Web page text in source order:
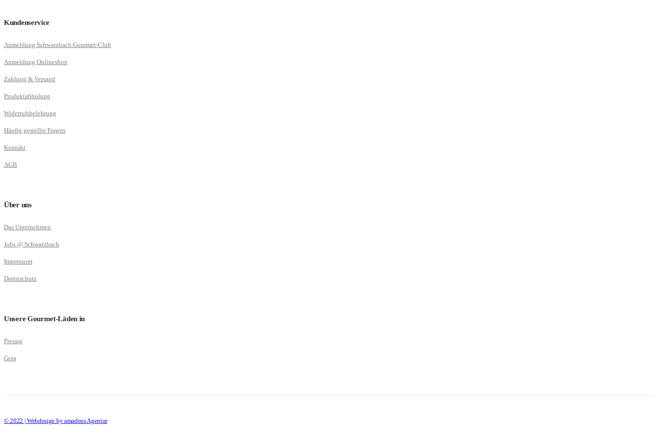
Kundenservice
Anmeldung Schwarzbach Gourmet-Club
Anmeldung Onlineshop
Zahlung & Versand
Produktabholung
Widerrufsbelehrung
Häufig gestellte Fragen
Kontakt
AGB
Über uns
Das Unternehmen
Jobs @ Schwarzbach
Impressum
Datenschutz
Unsere Gourmet-Läden in
Pressig
Gera
© 2022 | Webdesign by amadeus Agentur